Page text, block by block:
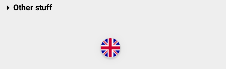
Other stuff